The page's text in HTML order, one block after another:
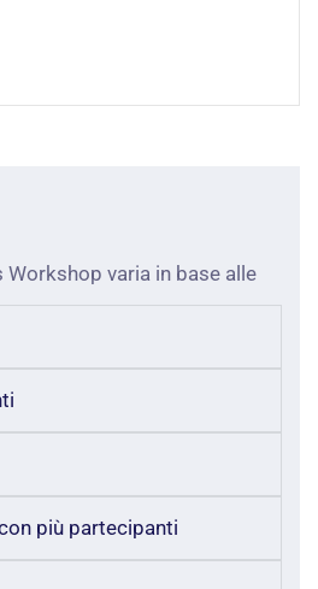
varia in base alle
più partecipanti